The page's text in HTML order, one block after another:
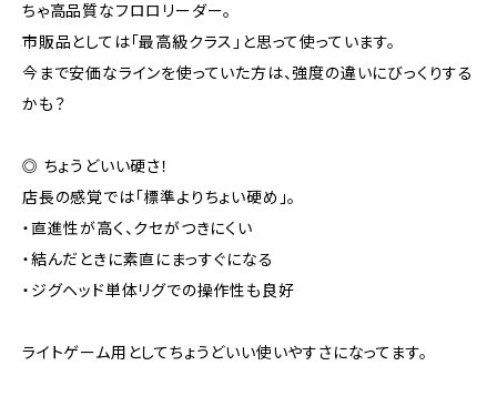
ちゃ高品質なフロロリーダー。
市販品としては「最高級クラス」と思って使っています。
今まで安価なラインを使っていた方は、強度の違いにびっくりする
かも？
◎ ちょうどいい硬さ！
店長の感覚では「標準よりちょい硬め」。
・直進性が高く、クセがつきにくい
・結んだときに素直にまっすぐになる
・ジグヘッド単体リグでの操作性も良好
ライトゲーム用としてちょうどいい使いやすさになってます。